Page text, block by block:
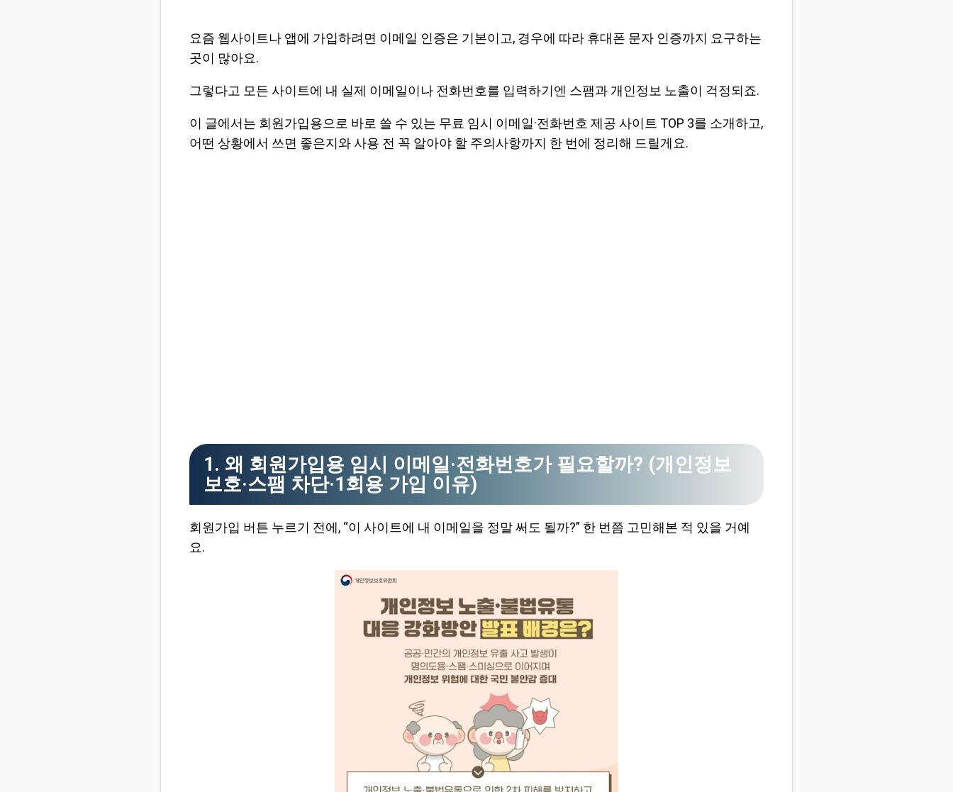
요즘 웹사이트나 앱에 가입하려면 이메일 인증은 기본이고, 경우에 따라 휴대폰 문자 인증까지 요구하는
곳이 많아요.
그렇다고 모든 사이트에 내 실제 이메일이나 전화번호를 입력하기엔 스팸과 개인정보 노출이 걱정되죠.
이 글에서는 회원가입용으로 바로 쓸 수 있는 무료 임시 이메일·전화번호 제공 사이트 TOP 3를 소개하고,
어떤 상황에서 쓰면 좋은지와 사용 전 꼭 알아야 할 주의사항까지 한 번에 정리해 드릴게요.
1. 왜 회원가입용 임시 이메일·전화번호가 필요할까? (개인정보
보호·스팸 차단·1회용 가입 이유)
회원가입 버튼 누르기 전에, “이 사이트에 내 이메일을 정말 써도 될까?” 한 번쯤 고민해본 적 있을 거예
요.